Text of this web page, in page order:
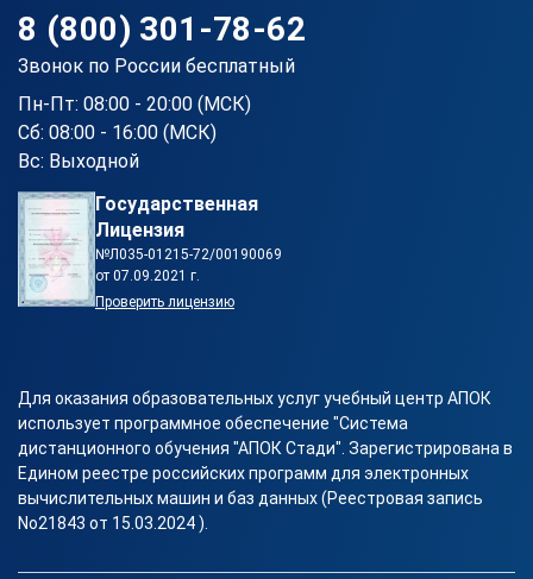
8 (800) 301-78-62
Звонок по России бесплатный
Пн-Пт: 08:00 - 20:00 (МСК)
Сб: 08:00 - 16:00 (МСК)
Вс: Выходной
Государственная
Лицензия
№Л035-01215-72/00190069
от 07.09.2021 г.
Проверить лицензию
Для оказания образовательных услуг учебный центр АПОК
использует программное обеспечение "Система
дистанционного обучения "АПОК Стади". Зарегистрирована в
Едином реестре российских программ для электронных
вычислительных машин и баз данных (Реестровая запись
No21843 от 15.03.2024 ).